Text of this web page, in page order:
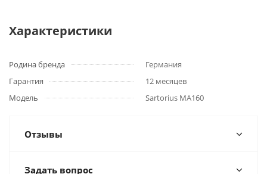
Характеристики
Родина бренда
Германия
Гарантия
12 месяцев
Модель
Sartorius MA160
Отзывы
Задать вопрос